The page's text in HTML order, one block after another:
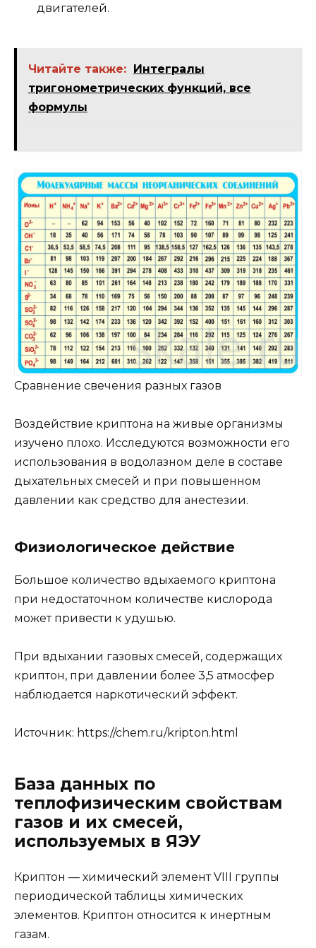
двигателей.
Читайте также: Интегралы
тригонометрических функций, все
формулы
Сравнение свечения разных газов
Воздействие криптона на живые организмы
изучено плохо. Исследуются возможности его
использования в водолазном деле в составе
дыхательных смесей и при повышенном
давлении как средство для анестезии.
Физиологическое действие
Большое количество вдыхаемого криптона
при недостаточном количестве кислорода
может привести к удушью.
При вдыхании газовых смесей, содержащих
криптон, при давлении более 3,5 атмосфер
наблюдается наркотический эффект.
Источник: https://chem.ru/kripton.html
База данных по
теплофизическим свойствам
газов и их смесей,
используемых в ЯЭУ
Криптон — химический элемент VIII группы
периодической таблицы химических
элементов. Криптон относится к инертным
газам.